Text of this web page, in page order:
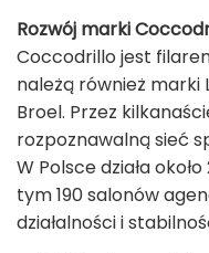
Rozwój marki
Coccodrillo jest
należą również marki
Broel. Przez
rozpoznawalną sieć
W Polsce działa
tym 190 salonów
działalności i